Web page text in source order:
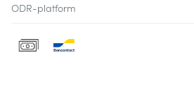
ODR-platform